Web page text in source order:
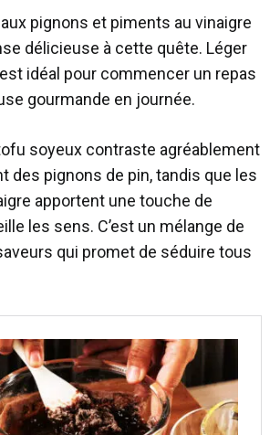
pignons et piments au vinaigre
délicieuse à cette quête. Léger
idéal pour commencer un repas
gourmande en journée.
soyeux contraste agréablement
des pignons de pin, tandis que les
apportent une touche de
les sens. C’est un mélange de
qui promet de séduire tous